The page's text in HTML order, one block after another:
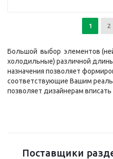
1 2
Большой выбор элементов
холодильные) различной
назначения позволяет
соответствующие Вашим
позволяет дизайнерам
Поставщики